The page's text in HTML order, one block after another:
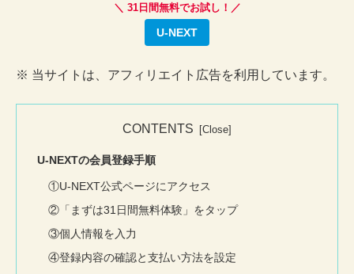
＼ 31日間無料でお試し！／
U-NEXT
※ 当サイトは、アフィリエイト広告を利用しています。
CONTENTS
U-NEXTの会員登録手順
①U-NEXT公式ページにアクセス
②「まずは31日間無料体験」をタップ
③個人情報を入力
④登録内容の確認と支払い方法を設定